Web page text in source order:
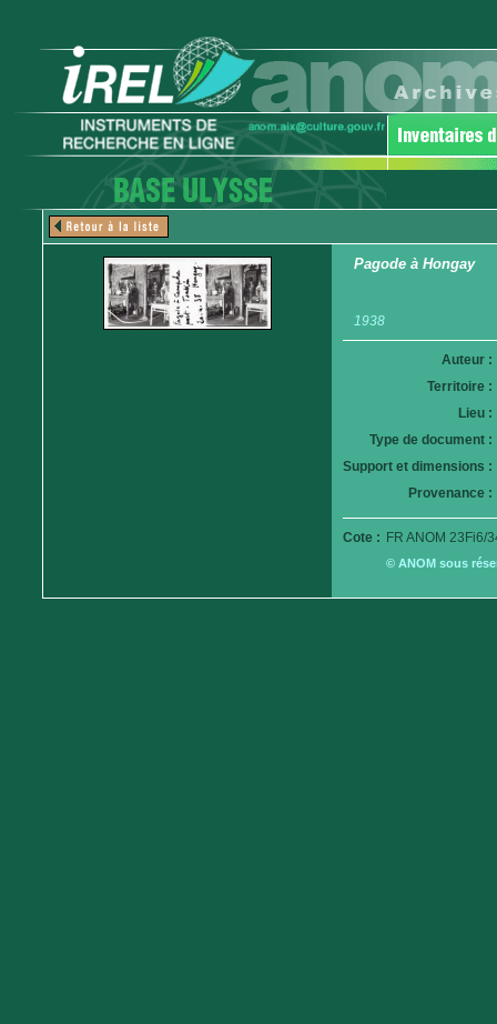
Pagode à Hongay
1938
Auteur :
Territoire :
Lieu :
Type de document :
Support et dimensions :
Provenance :
Cote : FR ANOM 23Fi6/
© ANOM sous